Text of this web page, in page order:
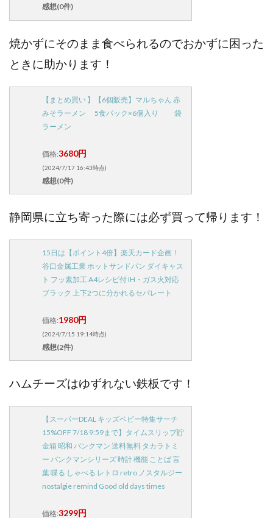
感想(0件)
焼かずにそのまま食べられるのでおかずに困った
ときに助かります！
【まとめ買い 】【6個販売】マルちゃん 赤
みそラーメン 5食パック×6個入り 袋
ラーメン
価格:3680円
(2024/7/17 16:43時点)
感想(0件)
静岡県に立ち寄った際には必ず買って帰ります！
15日は【ポイント4倍】楽天カード企画！
谷口金属工業 ホットサンドパン ダイキャス
ト フッ素加工 A4レシピ付 IH・ガス火対応
ブラック 上下2つに分かれるセパレート
価格:1980円
(2024/7/15 19:14時点)
感想(2件)
ハムチーズはゆずれない鉄板です！
【スーパーDEAL キッズベビー特集サーチ
15%OFF 7/18 9:59まで】タイムスリップ貯
金箱 昭和 バンクマン 送料無料 タカラトミ
ー バンクマンシリーズ 時計 機能 ことば 言
葉 喋る しゃべる レトロ retro ノスタルジー
nostalgie remind Good old days times
価格:3299円